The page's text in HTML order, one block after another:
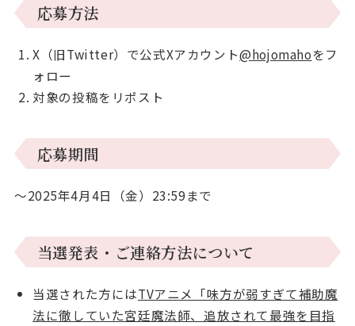
応募方法
X（旧Twitter）で公式Xアカウント@hojomahoをフ
ォロー
対象の投稿をリポスト
応募期間
～2025年4月4日（金）23:59まで
当選発表・ご連絡方法について
当選された方にはTVアニメ「味方が弱すぎて補助魔
法に徹していた宮廷魔法師、追放されて最強を目指